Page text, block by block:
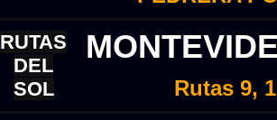
RUTAS
DEL
SOL
Rutas 9,